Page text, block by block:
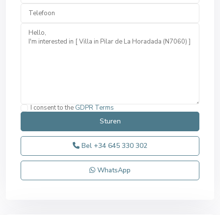
I consent to the GDPR Terms
Bel +34 645 330 302
WhatsApp